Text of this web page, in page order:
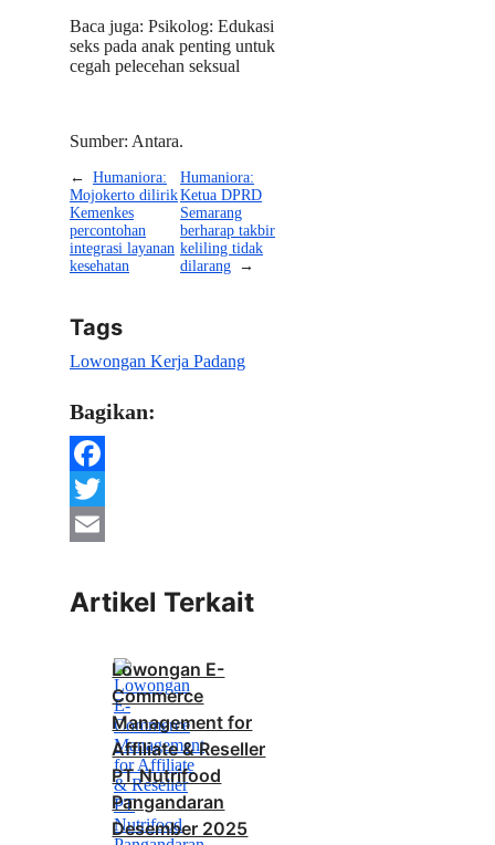
Baca juga: Psikolog: Edukasi
seks pada anak penting untuk
cegah pelecehan seksual
Sumber: Antara.
← Humaniora:
Mojokerto dilirik
Kemenkes
percontohan
integrasi layanan
kesehatan
Humaniora:
Ketua DPRD
Semarang
berharap takbir
keliling tidak
dilarang →
Tags
Lowongan Kerja Padang
Bagikan:
Facebook
Twitter
Artikel Terkait
Lowongan E-
Commerce
Management for
Affiliate & Reseller
PT Nutrifood
Pangandaran
Desember 2025